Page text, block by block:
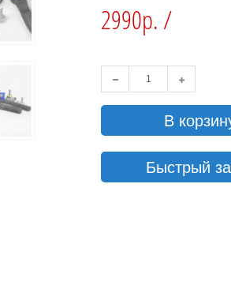
2990р. /
В
Быстрый